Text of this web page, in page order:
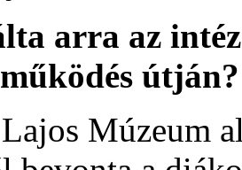
arra az
működés
Múzeum